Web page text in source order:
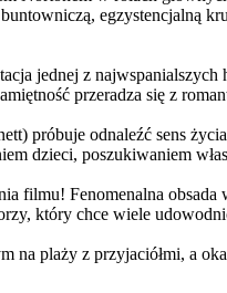
jednej z
przeradza się z
próbuje odnaleźć sens
dzieci, poszukiwaniem
filmu! Fenomenalna
który chce wiele
na plaży z przyjaciółmi, a